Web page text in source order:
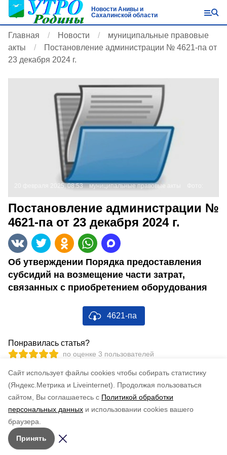
Cайт использует файлы cookies чтобы собирать статистику
(Яндекс.Метрика и Liveinternet).
Продолжая пользоваться
сайтом, Вы соглашаетесь с Политикой обработки
персональных данных и использовании cookies вашего
браузера.
Принять
Новости Анивы и
Сахалинской области
Главная Новости
муниципальные правовые
акты
Постановление администрации № 4621-па от
23 декабря 2024 г.
20 февраля 2025, 08:53 муниципальные правовые акты
Постановление администрации №
4621-па от 23 декабря 2024 г.
Об утверждении Порядка предоставления
субсидий на возмещение части затрат,
связанных с приобретением оборудования
4621-па
Понравилась статья?
по оценке 3 пользователей